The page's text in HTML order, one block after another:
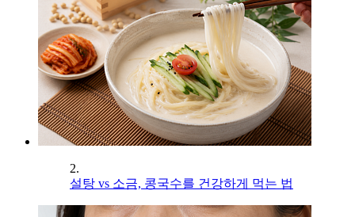
2.
설탕 vs 소금, 콩국수를 건강하게 먹는 법